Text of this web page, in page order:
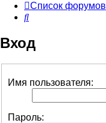
Список форумов
Поиск
Вход
Имя пользователя:
Пароль: